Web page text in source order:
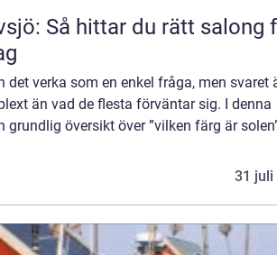
Så hittar du rätt salong
det verka som en enkel fråga, men svaret
än vad de flesta förväntar sig. I denna
översikt över ”vilken färg är
31 juli